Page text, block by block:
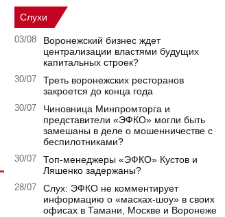
Слухи
03/08
Воронежский бизнес ждет
централизации властями будущих
капитальных строек?
30/07
Треть воронежских ресторанов
закроется до конца года
30/07
Чиновница Минпромторга и
представители «ЭФКО» могли быть
замешаны в деле о мошенничестве с
беспилотниками?
30/07
Топ-менеджеры «ЭФКО» Кустов и
Ляшенко задержаны?
28/07
Слух: ЭФКО не комментирует
информацию о «масках-шоу» в своих
офисах в Тамани, Москве и Воронеже